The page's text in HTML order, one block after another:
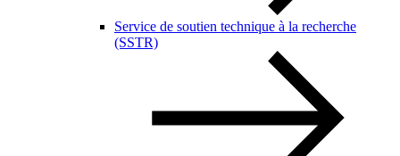
Service de soutien technique à la recherche
(SSTR)